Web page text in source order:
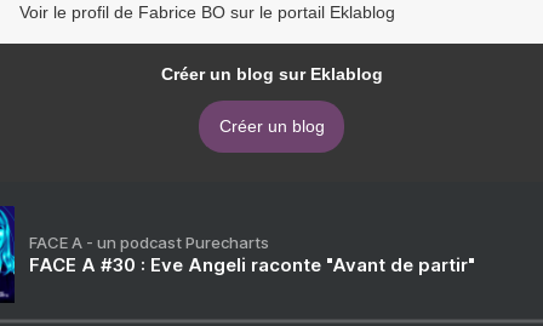
Voir le profil de Fabrice BO sur le portail Eklablog
Créer un blog sur Eklablog
Créer un blog
FACE A - un podcast Purecharts
FACE A #30 : Eve Angeli raconte "Avant de partir"